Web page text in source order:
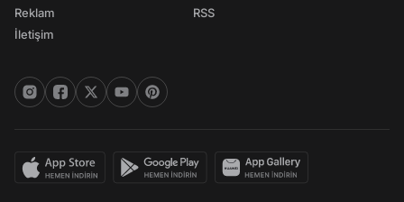
Reklam
İletişim
RSS